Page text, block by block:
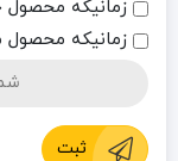
زمانیکه محصول
زمانیکه
ثبت